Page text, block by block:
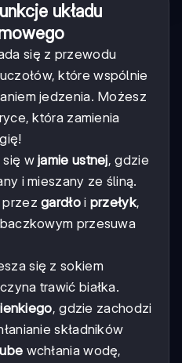
układu
się z przewodu
które wspólnie
jedzenia. Możesz
która zamienia
się wjamie ustnej, gdzie
i mieszany ze śliną.
przezgardłoi przełyk,
przesuwa
się z sokiem
trawić białka.
, gdzie zachodzi
składników
wchłania wodę,